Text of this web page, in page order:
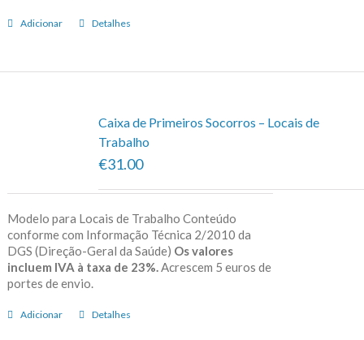
Adicionar Detalhes
Caixa de Primeiros Socorros – Locais de
Trabalho
€31.00
Modelo para Locais de Trabalho Conteúdo
conforme com Informação Técnica 2/2010 da
DGS (Direção-Geral da Saúde) Os valores
incluem IVA à taxa de 23%. Acrescem 5 euros de
portes de envio.
Adicionar Detalhes